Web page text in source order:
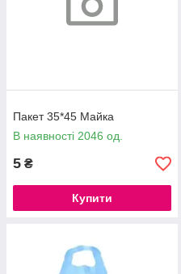
Пакет 35*45 Майка
В наявності 2046 од.
5 ₴
Купити